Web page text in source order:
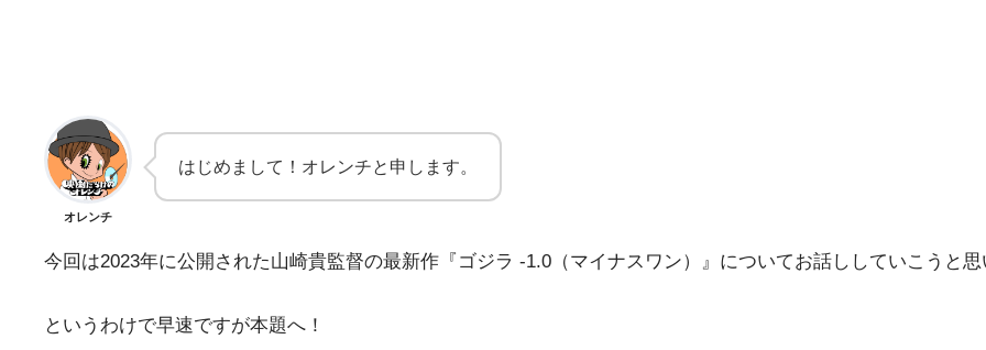
オレンチ
はじめまして！オレンチと申します。
今回は2023年に公開された山崎貴監督の最新作『ゴジラ -1.0（マイナスワン）』についてお話ししていこうと思
というわけで早速ですが本題へ！